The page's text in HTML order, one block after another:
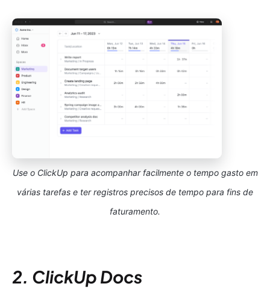
Use o ClickUp para acompanhar facilmente o tempo gasto em
várias tarefas e ter registros precisos de tempo para fins de
faturamento.
2. ClickUp Docs